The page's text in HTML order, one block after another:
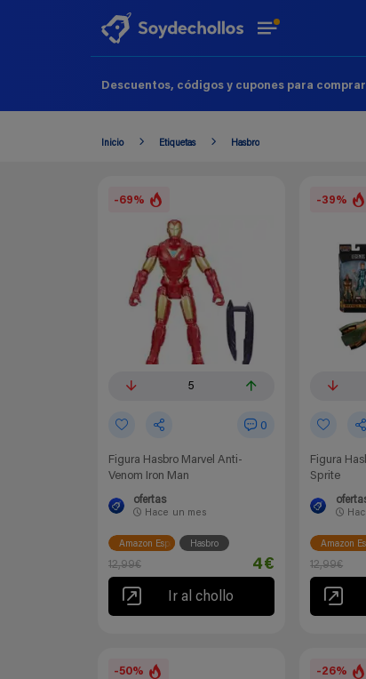
Descuentos, códigos y cupones para
Inicio Etiquetas Hasbro
-69%
5
0
Figura Hasbro Marvel Anti-
Venom Iron Man
ofertas
Hace un mes
Amazon España Hasbro
12,99€ 4€
Ir al chollo
-39%
Figura
Sprite
Amazon
12,99€
-50% -26%